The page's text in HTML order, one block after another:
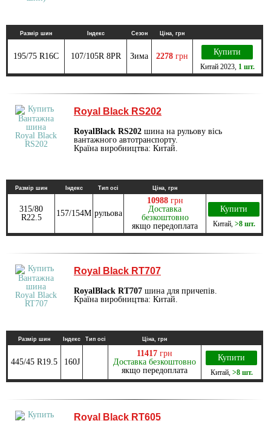
Размір шин Індекс Сезон Ціна, грн
195/75 R16C 107/105R 8PR Зима 2278 грн Купити
Китай2023, 1 шт.
Royal Black RS202
RoyalBlack RS202 шина на рульову вісь
вантажного автотранспорту.
Країна виробництва: Китай.
Размір шин Індекс Тип осі Ціна, грн
315/80
R22.5
157/154M рульова
10988 грн
Доставка
безкоштовно
якщо передоплата
Купити
Китай, >8 шт.
Royal Black RT707
RoyalBlack RT707 шина для причепів.
Країна виробництва: Китай.
Размір шин Індекс Тип осі Ціна, грн
445/45 R19.5 160J
11417 грн
Доставка безкоштовно
якщо передоплата
Купити
Китай, >8 шт.
Royal Black RT605